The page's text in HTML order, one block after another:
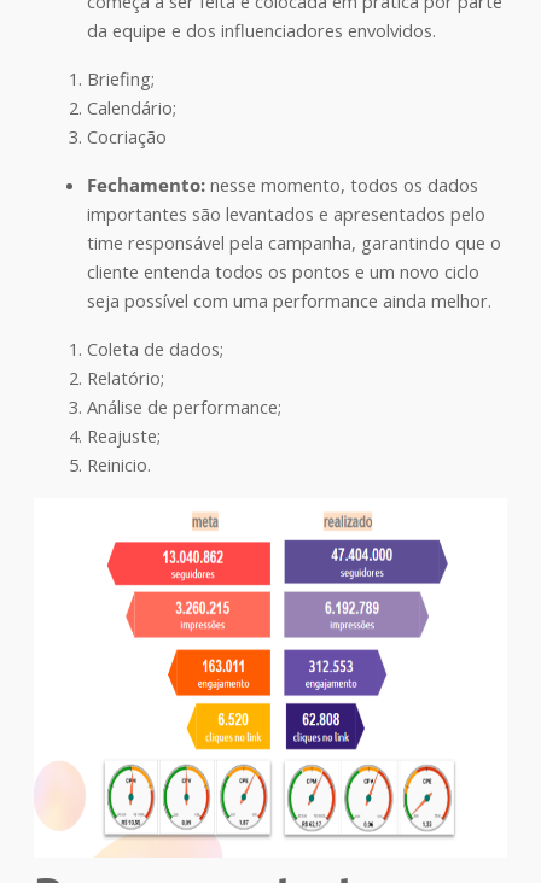
da equipe e dos influenciadores envolvidos.
Briefing;
Calendário;
Cocriação
Fechamento: nesse momento, todos os dados
importantes são levantados e apresentados pelo
time responsável pela campanha, garantindo que o
cliente entenda todos os pontos e um novo ciclo
seja possível com uma performance ainda melhor.
Coleta de dados;
Relatório;
Análise de performance;
Reajuste;
Reinicio.